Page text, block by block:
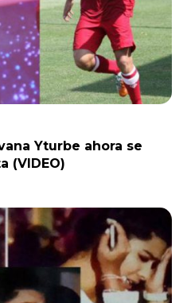
Yturbe ahora se
(VIDEO)